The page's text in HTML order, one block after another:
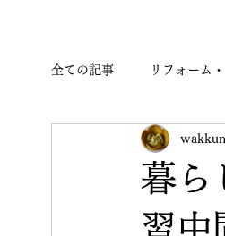
全ての記事 リフォーム
暮ら
習中